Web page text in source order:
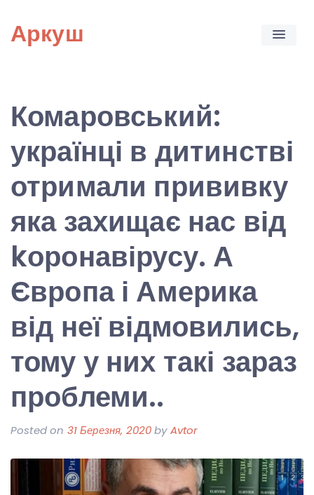
content
Аркуш
Комаровський:
українці в дитинстві
отримали прививку
яка захищає нас від
kоронавірусу. А
Європа і Америка
від неї відмовились,
тому у них такі зараз
проблеми..
Posted on 31 Березня, 2020byAvtor